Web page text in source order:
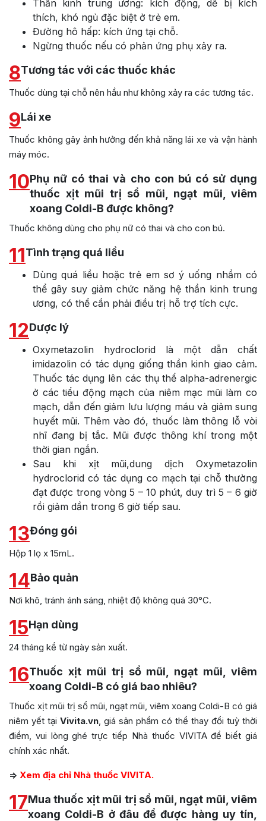
Thần kinh trung ương: kích động, dễ bị kích
thích, khó ngủ đặc biệt ở trẻ em.
Đường hô hấp: kích ứng tại chỗ.
Ngừng thuốc nếu có phản ứng phụ xảy ra.
8Tương tác với các thuốc khác
Thuốc dùng tại chỗ nên hầu như không xảy ra các tương tác.
9Lái xe
Thuốc không gây ảnh hưởng đến khả năng lái xe và vận hành
máy móc.
10Phụ nữ có thai và cho con bú có sử dụng
thuốc xịt mũi trị sổ mũi, ngạt mũi, viêm
xoang Coldi-B được không?
Thuốc không dùng cho phụ nữ có thai và cho con bú.
11Tình trạng quá liều
Dùng quá liều hoặc trẻ em sơ ý uống nhầm có
thể gây suy giảm chức năng hệ thần kinh trung
ương, có thể cần phải điều trị hỗ trợ tích cực.
12Dược lý
Oxymetazolin hydroclorid là một dẫn chất
imidazolin có tác dụng giống thần kinh giao cảm.
Thuốc tác dụng lên các thụ thể alpha-adrenergic
ở các tiểu động mạch của niêm mạc mũi làm co
mạch, dẫn đến giảm lưu lượng máu và giảm sung
huyết mũi. Thêm vào đó, thuốc làm thông lỗ vòi
nhĩ đang bị tắc. Mũi được thông khí trong một
thời gian ngắn.
Sau khi xịt mũi,dung dịch Oxymetazolin
hydroclorid có tác dụng co mạch tại chỗ thường
đạt được trong vòng 5 – 10 phút, duy trì 5 – 6 giờ
rồi giảm dần trong 6 giờ tiếp sau.
13Đóng gói
Hộp 1 lọ x 15mL.
14Bảo quản
Nơi khô, tránh ánh sáng, nhiệt độ không quá 30°C.
15Hạn dùng
24 tháng kể từ ngày sản xuất.
16Thuốc xịt mũi trị sổ mũi, ngạt mũi, viêm
xoang Coldi-B có giá bao nhiêu?
Thuốc xịt mũi trị sổ mũi, ngạt mũi, viêm xoang Coldi-B có giá
niêm yết tại Vivita.vn , giá sản phẩm có thể thay đổi tuỳ thời
điểm, vui lòng ghé trực tiếp Nhà thuốc VIVITA để biết giá
chính xác nhất.
=> Xem địa chỉ Nhà thuốc VIVITA.
17Mua thuốc xịt mũi trị sổ mũi, ngạt mũi, viêm
xoang Coldi-B ở đâu để được hàng uy tín,